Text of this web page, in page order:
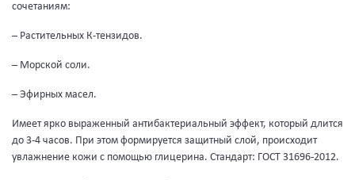
сочетаниям:
– Растительных К-тензидов.
– Морской соли.
– Эфирных масел.
Имеет ярко выраженный антибактериальный эффект, который длится
до 3-4 часов. При этом формируется защитный слой, происходит
увлажнение кожи с помощью глицерина. Стандарт: ГОСТ 31696-2012.